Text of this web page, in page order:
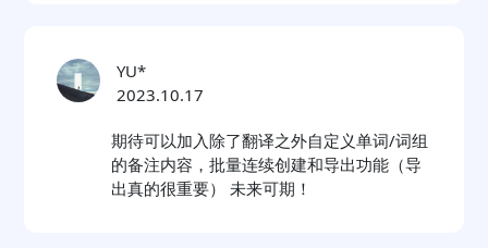
YU*
2023.10.17
期待可以加入除了翻译之外自定义单词/词组
的备注内容，批量连续创建和导出功能（导
出真的很重要） 未来可期！